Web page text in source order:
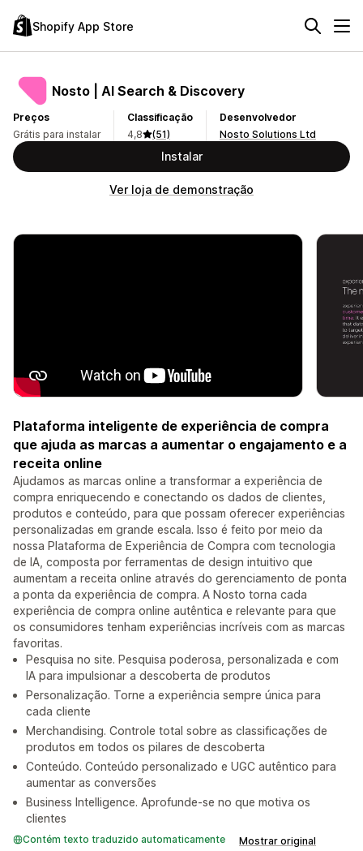
Shopify App Store
Nosto | AI Search & Discovery
Preços
Grátis para instalar
Classificação
4,8
(51)
Desenvolvedor
Nosto Solutions Ltd
Instalar
Ver loja de demonstração
Plataforma inteligente de experiência de compra
que ajuda as marcas a aumentar o engajamento e a
receita online
Ajudamos as marcas online a transformar a experiência de
compra enriquecendo e conectando os dados de clientes,
produtos e conteúdo, para que possam oferecer experiências
personalizadas em grande escala. Isso é feito por meio da
nossa Plataforma de Experiência de Compra com tecnologia
de IA, composta por ferramentas de design intuitivo que
aumentam a receita online através do gerenciamento de ponta
a ponta da experiência de compra. A Nosto torna cada
experiência de compra online autêntica e relevante para que
os consumidores tenham experiências incríveis com as marcas
favoritas.
Pesquisa no site. Pesquisa poderosa, personalizada e com
IA para impulsionar a descoberta de produtos
Personalização. Torne a experiência sempre única para
cada cliente
Merchandising. Controle total sobre as classificações de
produtos em todos os pilares de descoberta
Conteúdo. Conteúdo personalizado e UGC autêntico para
aumentar as conversões
Business Intelligence. Aprofunde-se no que motiva os
clientes
Contém texto traduzido automaticamente Mostrar original